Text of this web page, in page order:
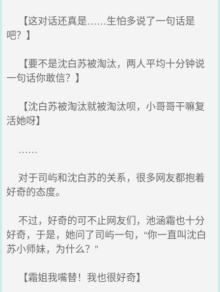
【这对话还真是……生怕多说了一句话是
吧？】
【要不是沈白苏被淘汰，两人平均十分钟说
一句话你敢信？】
【沈白苏被淘汰就被淘汰呗，小哥哥干嘛复
活她呀】
……
对于司屿和沈白苏的关系，很多网友都抱着
好奇的态度。
不过，好奇的可不止网友们，池涵霜也十分
好奇，于是，她问了司屿一句，“你一直叫沈白
苏小师妹，为什么？”
【霜姐我嘴替！我也很好奇】